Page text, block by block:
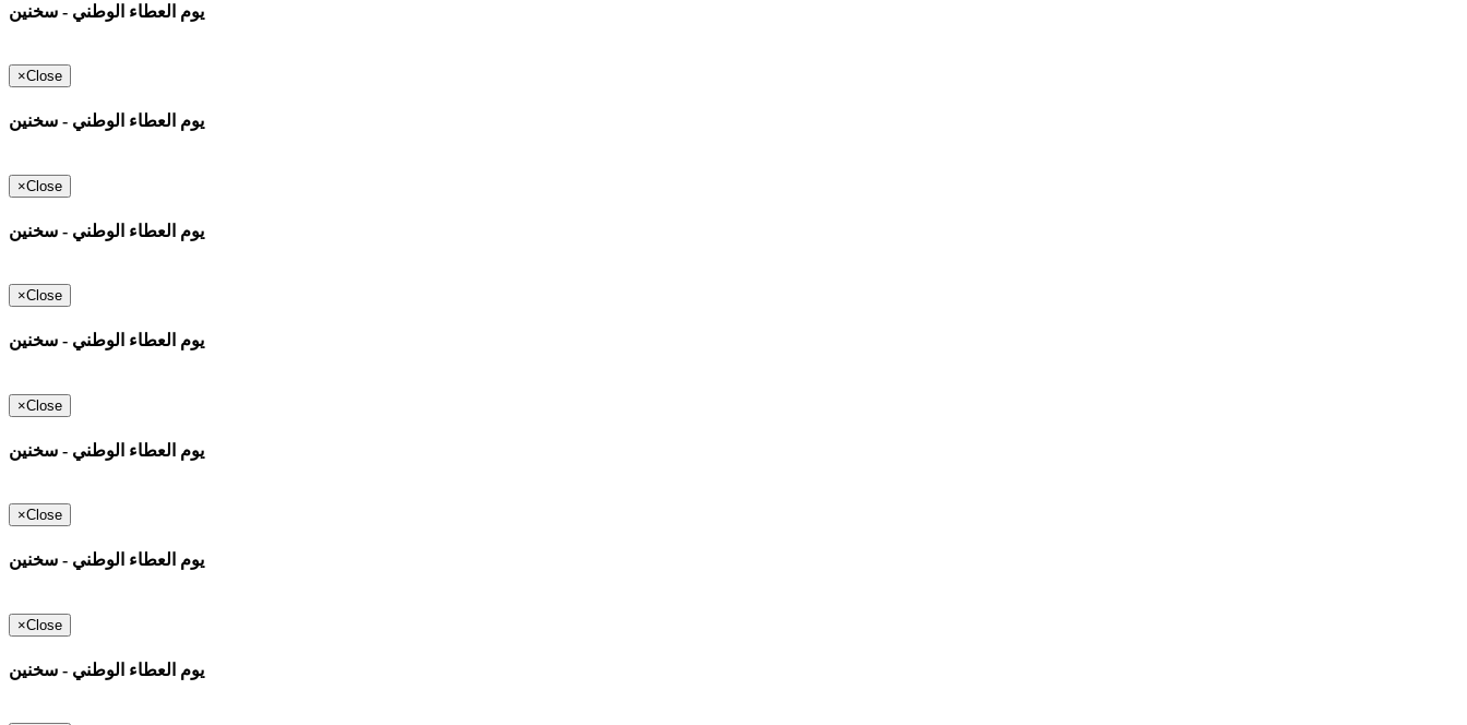
يوم العطاء الوطني - سخنين
×Close
يوم العطاء الوطني - سخنين
×Close
يوم العطاء الوطني - سخنين
×Close
يوم العطاء الوطني - سخنين
×Close
يوم العطاء الوطني - سخنين
×Close
يوم العطاء الوطني - سخنين
×Close
يوم العطاء الوطني - سخنين